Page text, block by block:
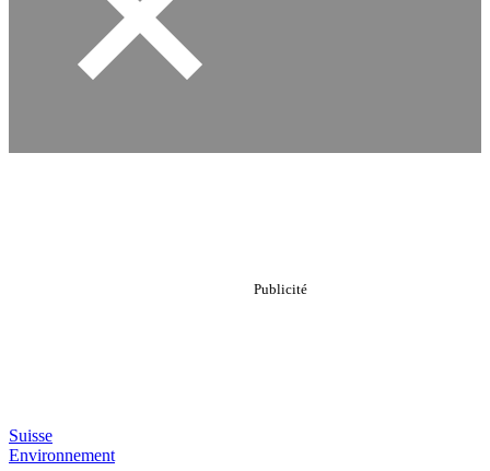
Suisse
Environnement